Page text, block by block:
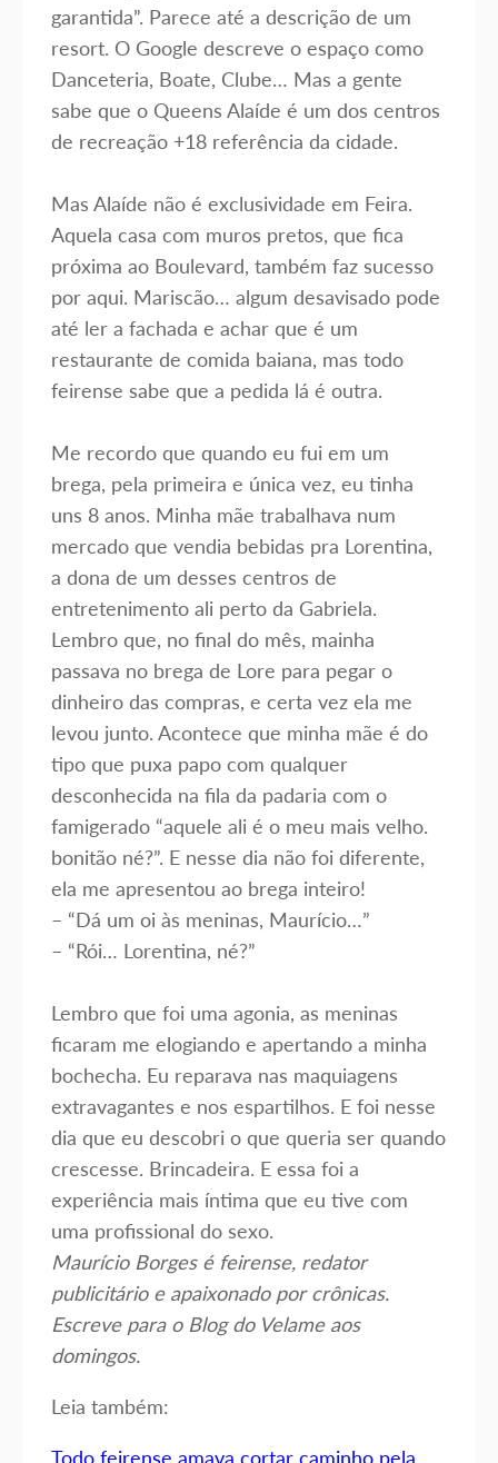
garantida”. Parece até a descrição de um
resort. O Google descreve o espaço como
Danceteria, Boate, Clube… Mas a gente
sabe que o Queens Alaíde é um dos centros
de recreação +18 referência da cidade.⁣
Mas Alaíde não é exclusividade em Feira.
Aquela casa com muros pretos, que fica
próxima ao Boulevard, também faz sucesso
por aqui. Mariscão… algum desavisado pode
até ler a fachada e achar que é um
restaurante de comida baiana, mas todo
feirense sabe que a pedida lá é outra. ⁣
Me recordo que quando eu fui em um
brega, pela primeira e única vez, eu tinha
uns 8 anos. Minha mãe trabalhava num
mercado que vendia bebidas pra Lorentina,
a dona de um desses centros de
entretenimento ali perto da Gabriela.
Lembro que, no final do mês, mainha
passava no brega de Lore para pegar o
dinheiro das compras, e certa vez ela me
levou junto. Acontece que minha mãe é do
tipo que puxa papo com qualquer
desconhecida na fila da padaria com o
famigerado “aquele ali é o meu mais velho.
bonitão né?”. E nesse dia não foi diferente,
ela me apresentou ao brega inteiro! ⁣
– “Dá um oi às meninas, Maurício…” ⁣
– “Rói… Lorentina, né?”⁣
Lembro que foi uma agonia, as meninas
ficaram me elogiando e apertando a minha
bochecha. Eu reparava nas maquiagens
extravagantes e nos espartilhos. E foi nesse
dia que eu descobri o que queria ser quando
crescesse. Brincadeira. E essa foi a
experiência mais íntima que eu tive com
uma profissional do sexo.
Maurício Borges é feirense, redator
publicitário e apaixonado por crônicas.
Escreve para o Blog do Velame aos
domingos.
Leia também:
Todo feirense amava cortar caminho pela